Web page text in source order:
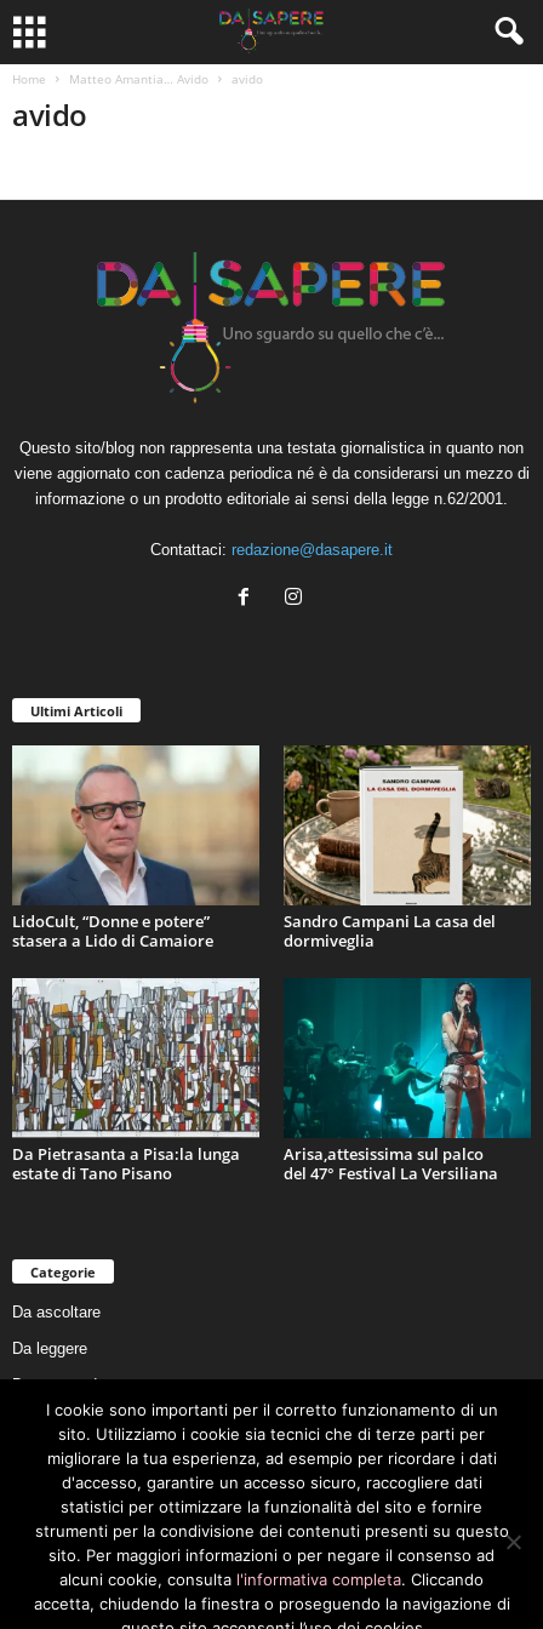
Home Matteo Amantia… Avido avido
avido
Questo sito/blog non rappresenta una testata giornalistica in quanto non
viene aggiornato con cadenza periodica né è da considerarsi un mezzo di
informazione o un prodotto editoriale ai sensi della legge n.62/2001.
Contattaci: redazione@dasapere.it
Ultimi Articoli
LidoCult, “Donne e potere”
stasera a Lido di Camaiore
Sandro Campani La casa del
dormiveglia
Da Pietrasanta a Pisa:la lunga
estate di Tano Pisano
Arisa,attesissima sul palco
del 47° Festival La Versiliana
Categorie
Da ascoltare
Da leggere
Da non perdere
Da conoscere
Da preservare
Da vivere
Cookie Policy
I cookie sono importanti per il corretto funzionamento di un
sito. Utilizziamo i cookie sia tecnici che di terze parti per
migliorare la tua esperienza, ad esempio per ricordare i dati
d'accesso, garantire un accesso sicuro, raccogliere dati
statistici per ottimizzare la funzionalità del sito e fornire
strumenti per la condivisione dei contenuti presenti su questo
sito. Per maggiori informazioni o per negare il consenso ad
alcuni cookie, consulta l'informativa completa. Cliccando
accetta, chiudendo la finestra o proseguendo la navigazione di